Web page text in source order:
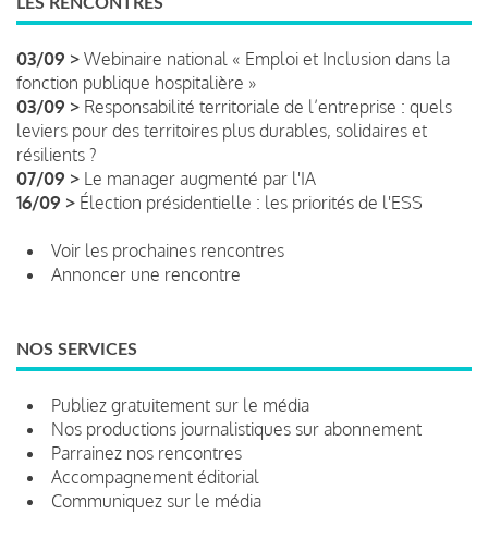
03/09 > Webinaire national « Emploi et Inclusion dans la
fonction publique hospitalière »
03/09 > Responsabilité territoriale de l’entreprise : quels
leviers pour des territoires plus durables, solidaires et
résilients ?
07/09 > Le manager augmenté par l'IA
16/09 > Élection présidentielle : les priorités de l'ESS
Voir les prochaines rencontres
Annoncer une rencontre
NOS SERVICES
Publiez gratuitement sur le média
Nos productions journalistiques sur abonnement
Parrainez nos rencontres
Accompagnement éditorial
Communiquez sur le média